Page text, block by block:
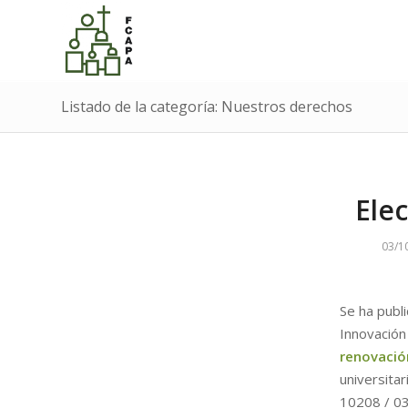
Listado de la categoría: Nuestros derechos
03/
Se ha
10208 /